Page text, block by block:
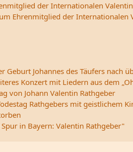
der Internationalen
Ehrenmitglied der
Geburt Johannes des Täufers nach
Konzert mit Liedern aus dem
von Johann Valentin Rathgeber
Rathgebers mit geistlichem
in Bayern: Valentin Rathgeber"